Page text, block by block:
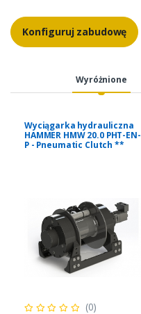
Konfiguruj zabudowę
Wyróżnione
Wyciągarka hydrauliczna
HAMMER HMW 20.0 PHT-EN-
P - Pneumatic Clutch **
(0)